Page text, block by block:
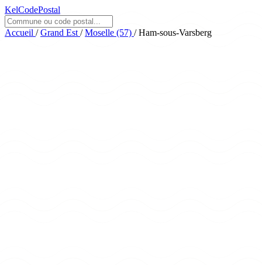
KelCodePostal
Accueil / Grand Est / Moselle (57) / Ham-sous-Varsberg